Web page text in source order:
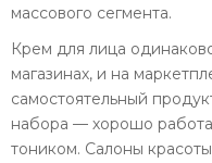
массового сегмента.
Крем для лица
магазинах, и на
самостоятельный
набора — хорошо
тоником. Салоны